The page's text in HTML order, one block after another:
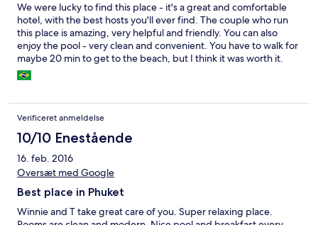
We were lucky to find this place - it's a great and comfortable
hotel, with the best hosts you'll ever find. The couple who run
this place is amazing, very helpful and friendly. You can also
enjoy the pool - very clean and convenient. You have to walk for
maybe 20 min to get to the beach, but I think it was worth it.
The rooms are comfortable and very clean. Order the breakfast
- delicious , simples and fair price.
Verificeret anmeldelse
10/10 Enestående
16. feb. 2016
Oversæt med Google
Best place in Phuket
Winnie and T take great care of you. Super relaxing place.